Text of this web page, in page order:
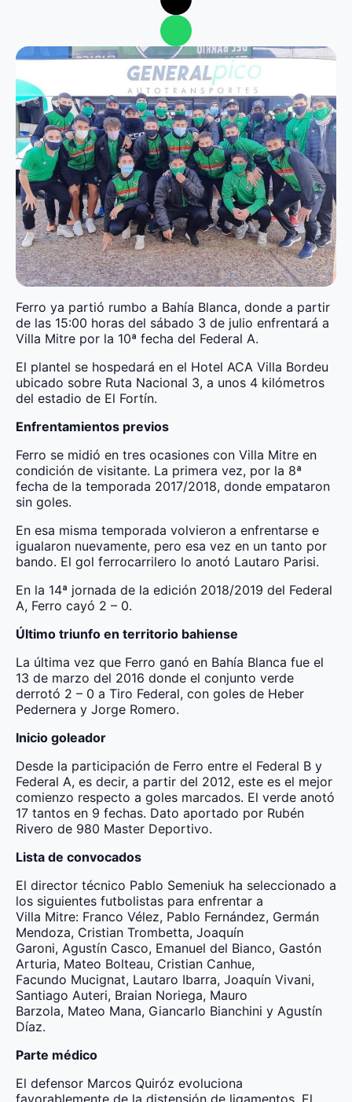
Ferro ya partió rumbo a Bahía Blanca, donde a partir
de las 15:00 horas del sábado 3 de julio enfrentará a
Villa Mitre por la 10ª fecha del Federal A.
El plantel se hospedará en el Hotel ACA Villa Bordeu
ubicado sobre Ruta Nacional 3, a unos 4 kilómetros
del estadio de El Fortín.
Enfrentamientos previos
Ferro se midió en tres ocasiones con Villa Mitre en
condición de visitante. La primera vez, por la 8ª
fecha de la temporada 2017/2018, donde empataron
sin goles.
En esa misma temporada volvieron a enfrentarse e
igualaron nuevamente, pero esa vez en un tanto por
bando. El gol ferrocarrilero lo anotó Lautaro Parisi.
En la 14ª jornada de la edición 2018/2019 del Federal
A, Ferro cayó 2 – 0.
Último triunfo en territorio bahiense
La última vez que Ferro ganó en Bahía Blanca fue el
13 de marzo del 2016 donde el conjunto verde
derrotó 2 – 0 a Tiro Federal, con goles de Heber
Pedernera y Jorge Romero.
Inicio goleador
Desde la participación de Ferro entre el Federal B y
Federal A, es decir, a partir del 2012, este es el mejor
comienzo respecto a goles marcados. El verde anotó
17 tantos en 9 fechas. Dato aportado por Rubén
Rivero de 980 Master Deportivo.
Lista de convocados
El director técnico Pablo Semeniuk ha seleccionado a
los siguientes futbolistas para enfrentar a
Villa Mitre: Franco Vélez, Pablo Fernández, Germán
Mendoza, Cristian Trombetta, Joaquín
Garoni, Agustín Casco, Emanuel del Bianco, Gastón
Arturia, Mateo Bolteau, Cristian Canhue,
Facundo Mucignat, Lautaro Ibarra, Joaquín Vivani,
Santiago Auteri, Braian Noriega, Mauro
Barzola, Mateo Mana, Giancarlo Bianchini y Agustín
Díaz.
Parte médico
El defensor Marcos Quiróz evoluciona
favorablemente de la distensión de ligamentos. El